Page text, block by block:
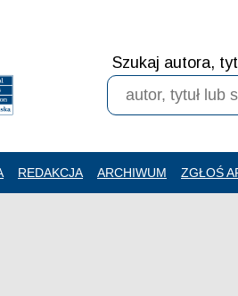
Szukaj autora,
REDAKCJA ARCHIWUM ZGŁOŚ